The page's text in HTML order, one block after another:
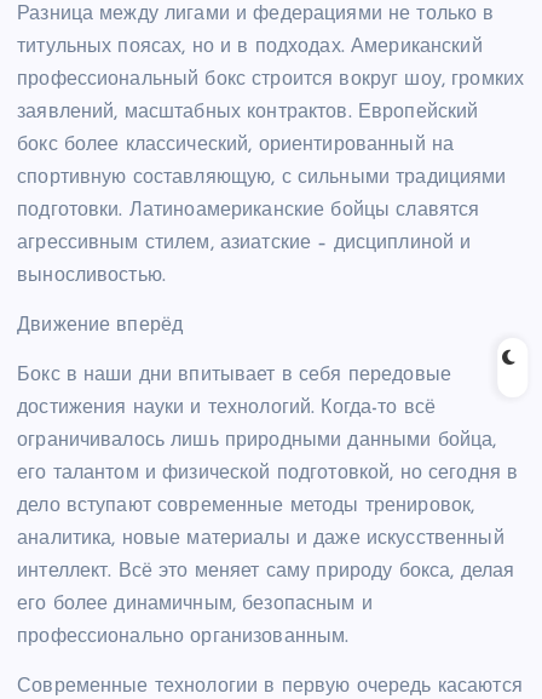
Разница между лигами и федерациями не только в
титульных поясах, но и в подходах. Американский
профессиональный бокс строится вокруг шоу, громких
заявлений, масштабных контрактов. Европейский
бокс более классический, ориентированный на
спортивную составляющую, с сильными традициями
подготовки. Латиноамериканские бойцы славятся
агрессивным стилем, азиатские – дисциплиной и
выносливостью.
Движение вперёд
Бокс в наши дни впитывает в себя передовые
достижения науки и технологий. Когда-то всё
ограничивалось лишь природными данными бойца,
его талантом и физической подготовкой, но сегодня в
дело вступают современные методы тренировок,
аналитика, новые материалы и даже искусственный
интеллект. Всё это меняет саму природу бокса, делая
его более динамичным, безопасным и
профессионально организованным.
Современные технологии в первую очередь касаются